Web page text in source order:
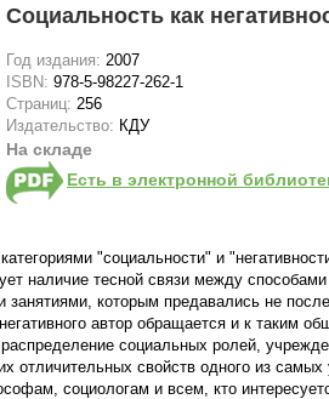
Социальность как
Год издания: 2007
ISBN: 978-5-98227-262-1
Страниц: 256
Издательство: КДУ
На складе
Есть в электронной
"социальности" и
наличие тесной связи между
занятиями, которым предавались не
автор обращается и к таким
социальных ролей,
отличительных свойств одного из
социологам и всем, кто